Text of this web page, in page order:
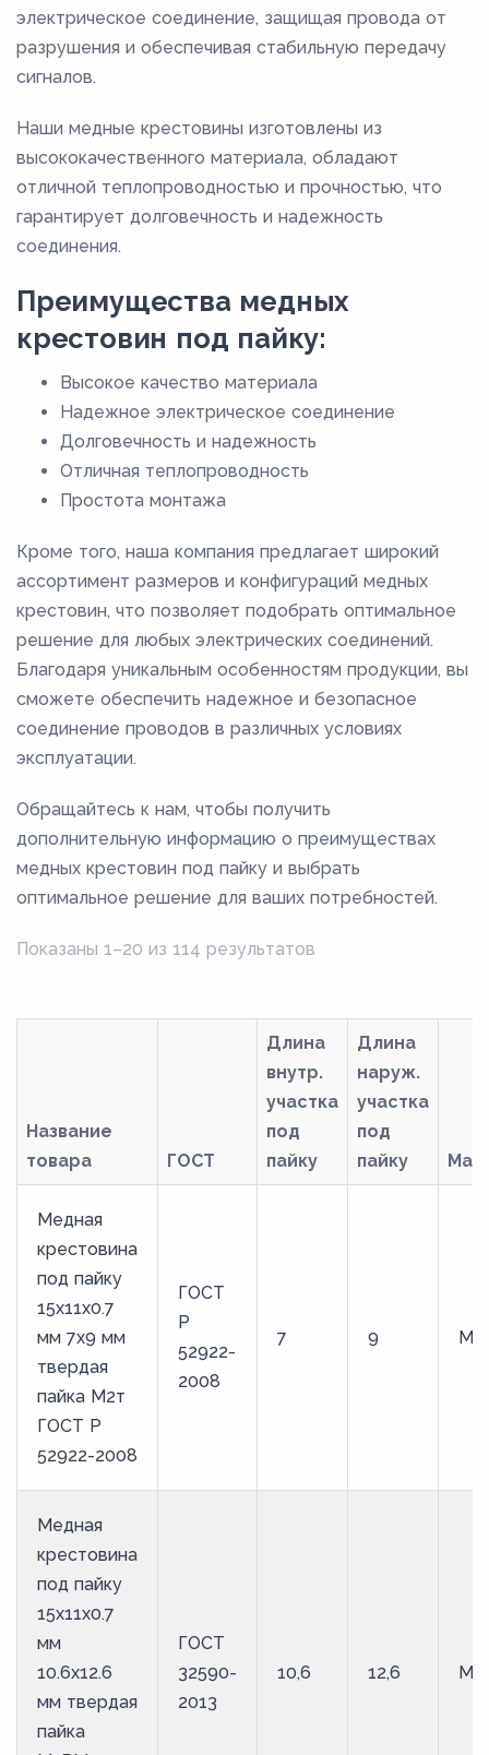
40,5
42
54
6
66,7
76,1
80
88,9
9
электрическое соединение, защищая провода от
разрушения и обеспечивая стабильную передачу
сигналов.
Наши медные крестовины изготовлены из
высококачественного материала, обладают
отличной теплопроводностью и прочностью, что
гарантирует долговечность и надежность
соединения.
Преимущества медных
крестовин под пайку:
Высокое качество материала
Надежное электрическое соединение
Долговечность и надежность
Отличная теплопроводность
Простота монтажа
Кроме того, наша компания предлагает широкий
ассортимент размеров и конфигураций медных
крестовин, что позволяет подобрать оптимальное
решение для любых электрических соединений.
Благодаря уникальным особенностям продукции, вы
сможете обеспечить надежное и безопасное
соединение проводов в различных условиях
эксплуатации.
Обращайтесь к нам, чтобы получить
дополнительную информацию о преимуществах
медных крестовин под пайку и выбрать
оптимальное решение для ваших потребностей.
Показаны 1–20 из 114 результатов
Название
товара
ГОСТ
Длина
внутр.
участка
под
пайку
Длина
наруж.
участка
под
пайку
Медная
крестовина
под пайку
15х11х0.7
мм 7х9 мм
твердая
пайка М2т
ГОСТ Р
52922-2008
ГОСТ
Р
52922-
2008
7 9
Медная
крестовина
под пайку
15х11х0.7
мм
10.6х12.6
мм твердая
пайка
ГОСТ
32590-
2013
10,6 12,6